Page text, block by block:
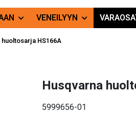
VENEILYYN
huoltosarja HS166A
Husqvarna
5999656-01